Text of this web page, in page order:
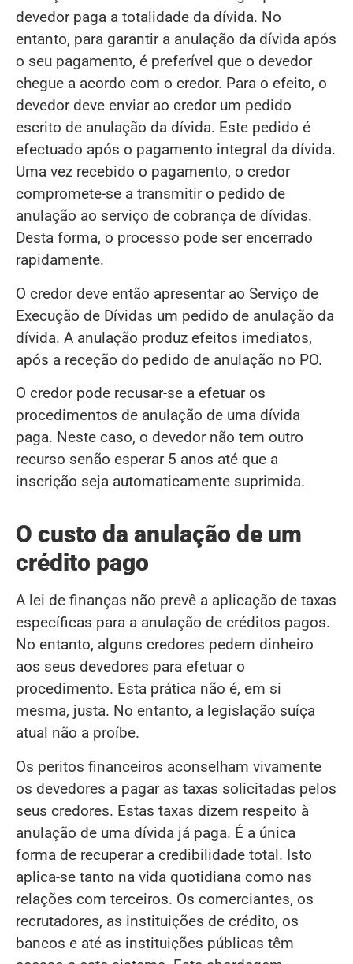
devedor paga a totalidade da dívida. No
entanto, para garantir a anulação da dívida após
o seu pagamento, é preferível que o devedor
chegue a acordo com o credor. Para o efeito, o
devedor deve enviar ao credor um pedido
escrito de anulação da dívida. Este pedido é
efectuado após o pagamento integral da dívida.
Uma vez recebido o pagamento, o credor
compromete-se a transmitir o pedido de
anulação ao serviço de cobrança de dívidas.
Desta forma, o processo pode ser encerrado
rapidamente.
O credor deve então apresentar ao Serviço de
Execução de Dívidas um pedido de anulação da
dívida. A anulação produz efeitos imediatos,
após a receção do pedido de anulação no PO.
O credor pode recusar-se a efetuar os
procedimentos de anulação de uma dívida
paga. Neste caso, o devedor não tem outro
recurso senão esperar 5 anos até que a
inscrição seja automaticamente suprimida.
O custo da anulação de um
crédito pago
A lei de finanças não prevê a aplicação de taxas
específicas para a anulação de créditos pagos.
No entanto, alguns credores pedem dinheiro
aos seus devedores para efetuar o
procedimento. Esta prática não é, em si
mesma, justa. No entanto, a legislação suíça
atual não a proíbe.
Os peritos financeiros aconselham vivamente
os devedores a pagar as taxas solicitadas pelos
seus credores. Estas taxas dizem respeito à
anulação de uma dívida já paga. É a única
forma de recuperar a credibilidade total. Isto
aplica-se tanto na vida quotidiana como nas
relações com terceiros. Os comerciantes, os
recrutadores, as instituições de crédito, os
bancos e até as instituições públicas têm